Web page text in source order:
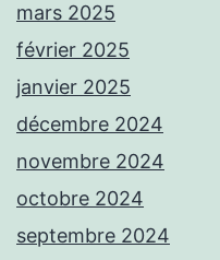
mars 2025
février 2025
janvier 2025
décembre 2024
novembre 2024
octobre 2024
septembre 2024